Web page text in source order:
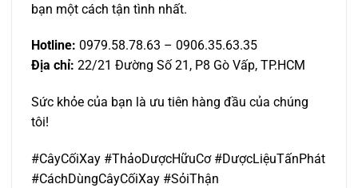
bạn một cách tận tình nhất.
Hotline: 0979.58.78.63 – 0906.35.63.35
Địa chỉ: 22/21 Đường Số 21, P8 Gò Vấp, TP.HCM
Sức khỏe của bạn là ưu tiên hàng đầu của chúng
tôi!
#CâyCốiXay #ThảoDượcHữuCơ #DượcLiệuTấnPhát
#CáchDùngCâyCốiXay #SỏiThận